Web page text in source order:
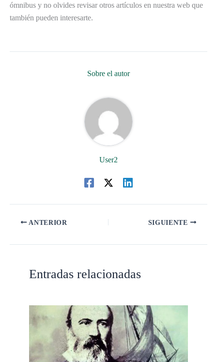
ómnibus y no olvides revisar otros artículos en nuestra web que
también pueden interesarte.
Sobre el autor
User2
ANTERIOR SIGUIENTE
Entradas relacionadas